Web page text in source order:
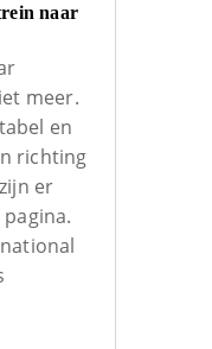
naar
meer.
en
richting
er